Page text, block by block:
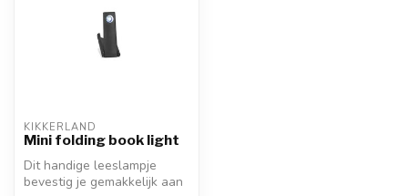
KIKKERLAND
Mini folding book light
Dit handige leeslampje
bevestig je gemakkelijk aan